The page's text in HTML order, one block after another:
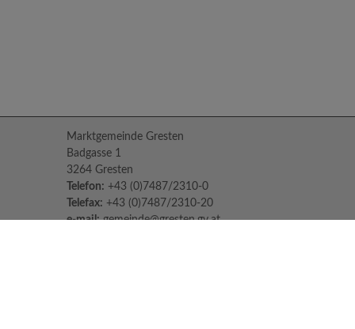
Marktgemeinde Gresten
Badgasse 1
3264 Gresten
Telefon: +43 (0)7487/2310-0
Telefax: +43 (0)7487/2310-20
e-mail: gemeinde@gresten.gv.at